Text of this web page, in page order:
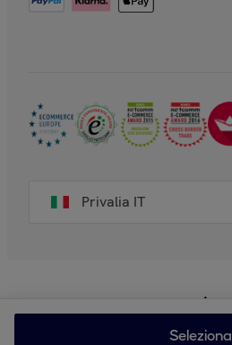
Seleziona
Privalia IT